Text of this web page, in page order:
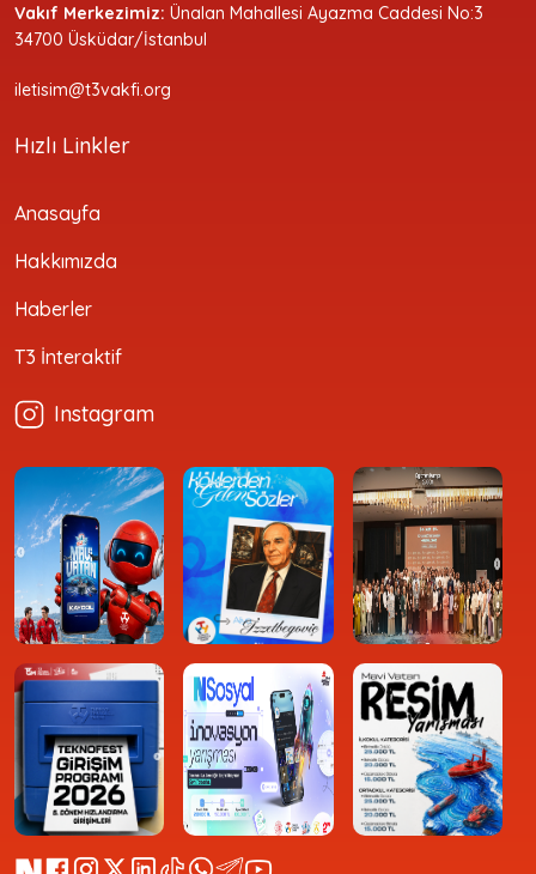
Vakıf Merkezimiz: Ünalan Mahallesi Ayazma Caddesi No:3
34700 Üsküdar/İstanbul
iletisim@t3vakfi.org
Hızlı Linkler
Anasayfa
Hakkımızda
Haberler
T3 İnteraktif
Instagram